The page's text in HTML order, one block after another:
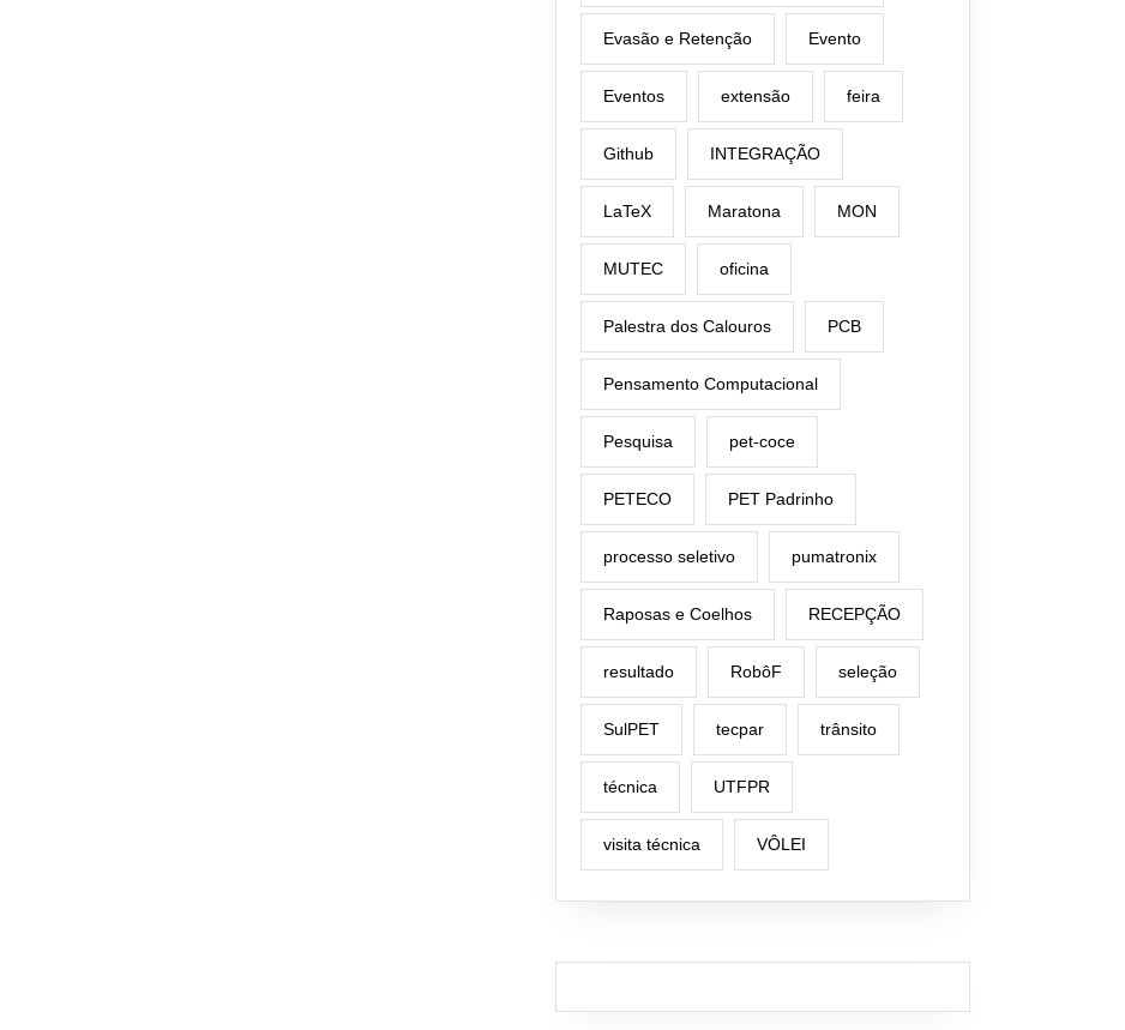
Evasão e Retenção Evento
Eventos extensão feira
Github INTEGRAÇÃO
LaTeX Maratona MON
MUTEC oficina
Palestra dos Calouros PCB
Pensamento Computacional
Pesquisa pet-coce
PETECO PET Padrinho
processo seletivo pumatronix
Raposas e Coelhos RECEPÇÃO
resultado RobôF seleção
SulPET tecpar trânsito
técnica UTFPR
visita técnica VÔLEI